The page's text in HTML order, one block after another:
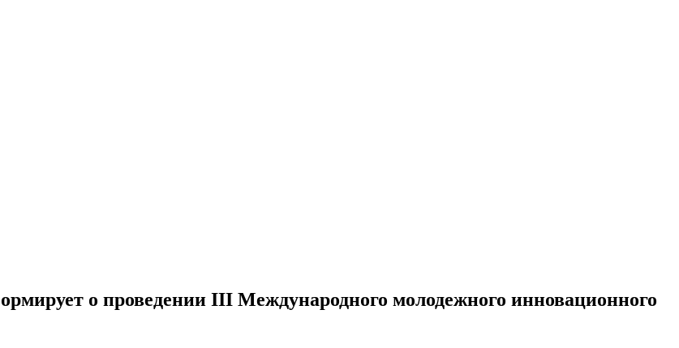
о проведении III Международного молодежного инновационного